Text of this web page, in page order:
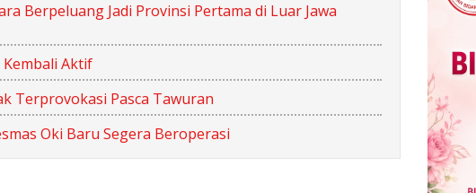
Berpeluang Jadi Provinsi Pertama di Luar Jawa
Aktif
Terprovokasi Pasca Tawuran
Oki Baru Segera Beroperasi